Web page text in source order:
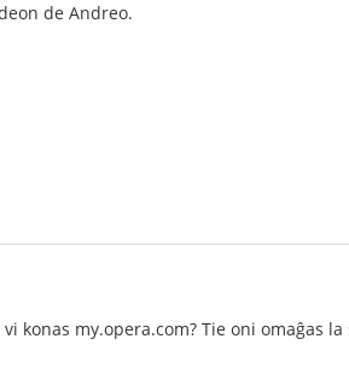
de Andreo.
konas my.opera.com? Tie oni omaĝas